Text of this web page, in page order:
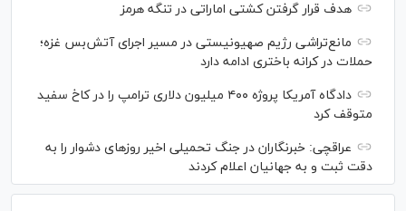
هدف قرار گرفتن کشتی اماراتی در تنگه هرمز
مانع‌تراشی رژیم صهیونیستی در مسیر اجرای آتش‌بس غزه؛
حملات در کرانه باختری ادامه دارد
دادگاه آمریکا پروژه ۴۰۰ میلیون دلاری ترامپ را در کاخ سفید
متوقف کرد
عراقچی: خبرنگاران در جنگ تحمیلی اخیر روز‌های دشوار را به
دقت ثبت و به جهانیان اعلام کردند